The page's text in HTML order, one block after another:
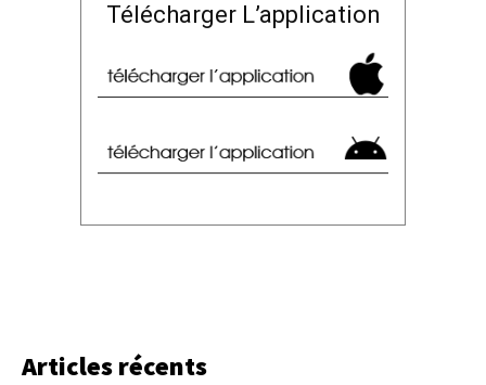
Télécharger L’application
Articles récents